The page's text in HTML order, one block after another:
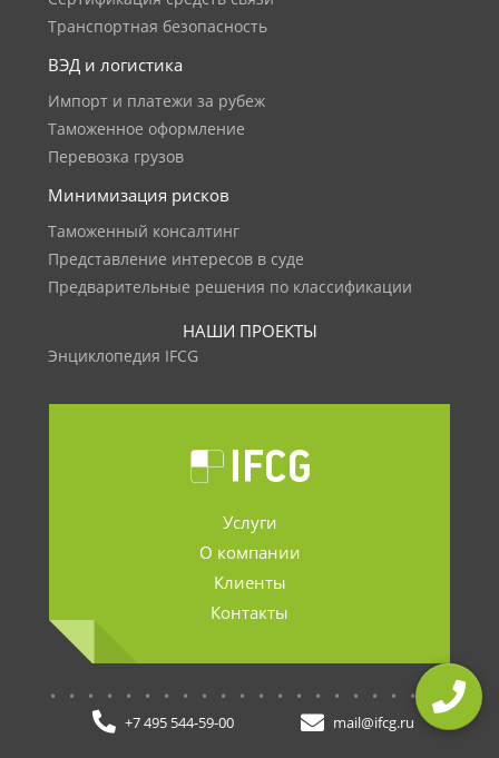
Транспортная безопасность
ВЭД и логистика
Импорт и платежи за рубеж
Таможенное оформление
Перевозка грузов
Минимизация рисков
Таможенный консалтинг
Представление интересов в суде
Предварительные решения по классификации
НАШИ ПРОЕКТЫ
Энциклопедия IFCG
Услуги
О компании
Клиенты
Контакты
+7 495 544-59-00 mail@ifcg.ru